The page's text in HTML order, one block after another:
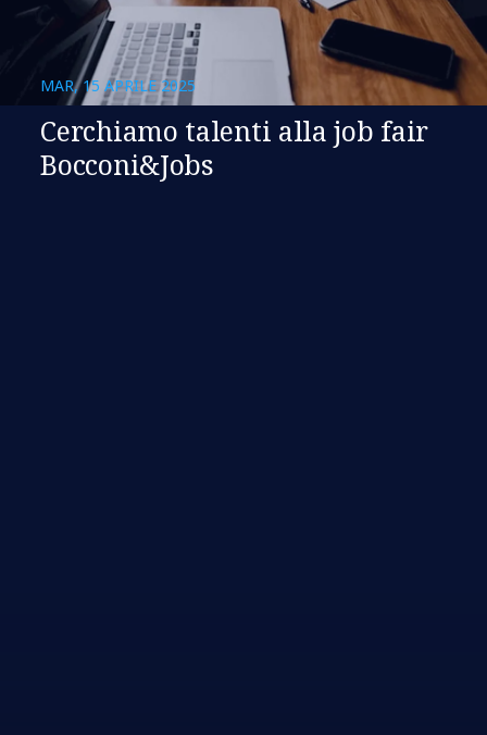
MAR, 15 APRILE 2025
Cerchiamo talenti alla job fair
Bocconi&Jobs